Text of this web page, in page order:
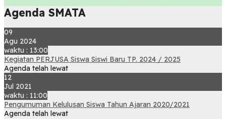
Agenda SMATA
09
Agu 2024
waktu : 13:00
Kegiatan PERJUSA Siswa Siswi Baru TP. 2024 / 2025
Agenda telah lewat
12
Jul 2021
waktu : 11:00
Pengumuman Kelulusan Siswa Tahun Ajaran 2020/2021
Agenda telah lewat